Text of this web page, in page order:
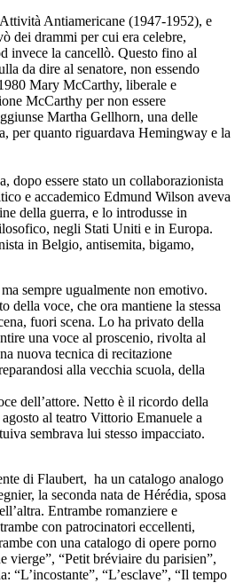
Antiamericane (1947-1952), e
dei drammi per cui era celebre,
invece la cancellò. Questo fino al
da dire al senatore, non essendo
Mary McCarthy, liberale e
McCarthy per non essere
Martha Gellhorn, una delle
per quanto riguardava Hemingway e la
dopo essere stato un collaborazionista
e accademico Edmund Wilson aveva
della guerra, e lo introdusse in
negli Stati Uniti e in Europa.
in Belgio, antisemita, bigamo,
sempre ugualmente non emotivo.
della voce, che ora mantiene la stessa
fuori scena. Lo ha privato della
una voce al proscenio, rivolta al
nuova tecnica di recitazione
alla vecchia scuola, della
dell’attore. Netto è il ricordo della
al teatro Vittorio Emanuele a
sembrava lui stesso impacciato.
di Flaubert, ha un catalogo analogo
la seconda nata de Hérédia, sposa
Entrambe romanziere e
con patrocinatori eccellenti,
con una catalogo di opere porno
vierge”, “Petit bréviaire du parisien”,
“L’incostante”, “L’esclave”, “Il tempo